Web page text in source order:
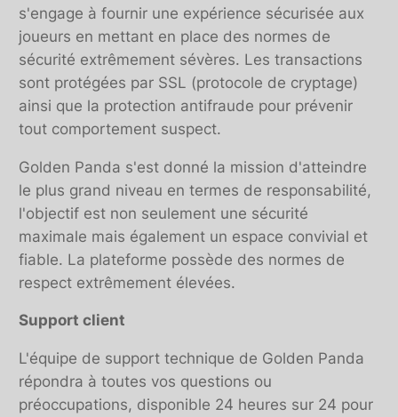
s'engage à fournir une expérience sécurisée aux
joueurs en mettant en place des normes de
sécurité extrêmement sévères. Les transactions
sont protégées par SSL (protocole de cryptage)
ainsi que la protection antifraude pour prévenir
tout comportement suspect.
Golden Panda s'est donné la mission d'atteindre
le plus grand niveau en termes de responsabilité,
l'objectif est non seulement une sécurité
maximale mais également un espace convivial et
fiable. La plateforme possède des normes de
respect extrêmement élevées.
Support client
L'équipe de support technique de Golden Panda
répondra à toutes vos questions ou
préoccupations, disponible 24 heures sur 24 pour